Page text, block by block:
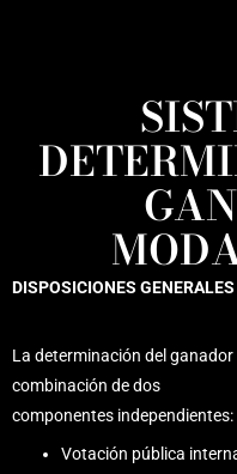
DISPOSICIONES GENERALES
La determinación del ganador
combinación de dos
componentes independientes:
Votación pública